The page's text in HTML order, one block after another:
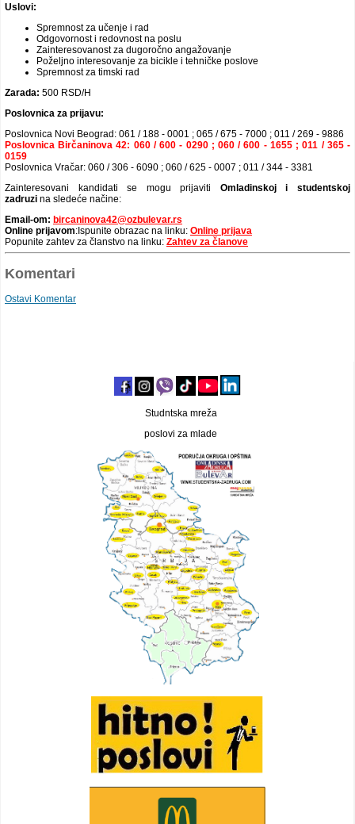
Studntska mreža
poslovi za mlade
Uslovi:
Spremnost za učenje i rad
Odgovornost i redovnost na poslu
Zainteresovanost za dugoročno angažovanje
Poželjno interesovanje za bicikle i tehničke poslove
Spremnost za timski rad
Zarada: 500 RSD/H
Poslovnica za prijavu:
Poslovnica Novi Beograd: 061 / 188 - 0001 ; 065 / 675 - 7000 ; 011 / 269 - 9886
Poslovnica Birčaninova 42: 060 / 600 - 0290 ; 060 / 600 - 1655 ; 011 / 365 -
0159
Poslovnica Vračar: 060 / 306 - 6090 ; 060 / 625 - 0007 ; 011 / 344 - 3381
Zainteresovani kandidati se mogu prijaviti Omladinskoj i studentskoj
zadruzi na sledeće načine:
Email-om: bircaninova42@ozbulevar.rs
Online prijavom:Ispunite obrazac na linku: Online prijava
Popunite zahtev za članstvo na linku: Zahtev za članove
Komentari
Ostavi Komentar